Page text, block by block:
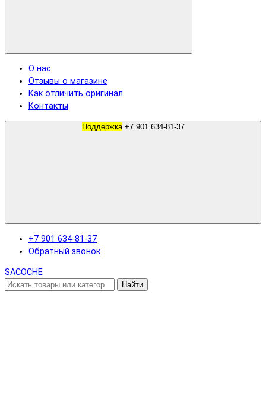
О нас
Отзывы о магазине
Как отличить оригинал
Контакты
Поддержка +7 901 634-81-37
+7 901 634-81-37
Обратный звонок
SACOCHE
Найти